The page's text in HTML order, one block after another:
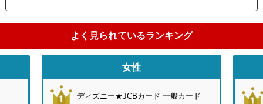
よく見られているランキング
女性
ディズニー★JCBカード 一般カード